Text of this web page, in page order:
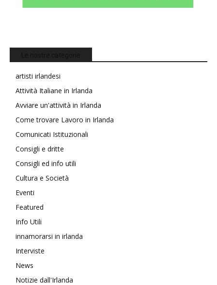
artisti irlandesi
Attività Italiane in Irlanda
Avviare un'attività in Irlanda
Come trovare Lavoro in Irlanda
Comunicati Istituzionali
Consigli e dritte
Consigli ed info utili
Cultura e Società
Eventi
Featured
Info Utili
innamorarsi in irlanda
Interviste
News
Notizie dall'Irlanda